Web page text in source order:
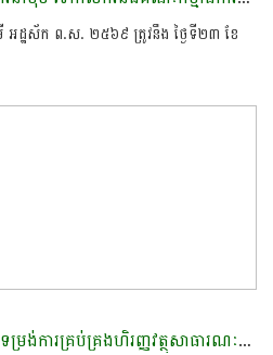
អដ្ឋស័ក ព.ស. ២៥៦៩ ត្រូវនឹង ថ្ងៃទី២៣ ខែ
កិច្ចប្រជុំស្ដីពី ការអនុវត្តកម្មវិធីកែទម្រង់ការគ្រប់គ្រងហិរញ្ញវត្ថុសាធារណៈដំណាក់កាលទី៤​